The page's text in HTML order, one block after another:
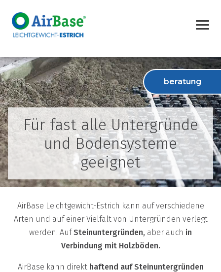
beratung
Für fast alle Untergründe
und Bodensysteme
geeignet
AirBase Leichtgewicht-Estrich kann auf verschiedene
Arten und auf einer Vielfalt von Untergründen verlegt
werden. AufSteinuntergründen, aber auch in
Verbindung mit Holzböden.
AirBase kann direkt haftend auf Steinuntergründen